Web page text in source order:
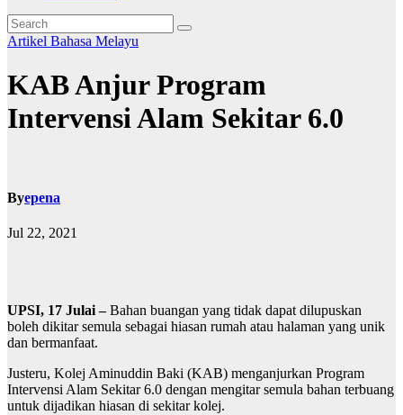
Artikel Bahasa Melayu
KAB Anjur Program
Intervensi Alam Sekitar 6.0
Byepena
Jul 22, 2021
UPSI, 17 Julai –Bahan buangan yang tidak dapat dilupuskan
boleh dikitar semula sebagai hiasan rumah atau halaman yang unik
dan bermanfaat.
Justeru, Kolej Aminuddin Baki (KAB) menganjurkan Program
Intervensi Alam Sekitar 6.0 dengan mengitar semula bahan terbuang
untuk dijadikan hiasan di sekitar kolej.